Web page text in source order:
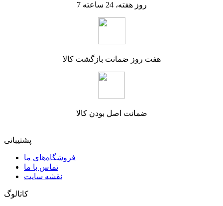
7 روز هفته، 24 ساعته
هفت روز ضمانت بازگشت کالا
ضمانت اصل بودن کالا
پشتیبانی
فروشگاه‌های ما
تماس با ما
نقشه سایت
کاتالوگ